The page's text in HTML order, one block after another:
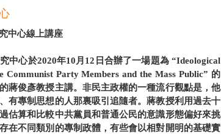
中心線上講座
中心於2020年10月12日合辦了一場題為 “Ideological
Communist Party Members and the Mass Public” 的
蔣俊彥教授主講。非民主政權的一種流行觀點是，他
有專制思想的人那裏吸引追隨者。蔣教授利用過去十
估算和比較中共黨員和普通公民的意識形態偏好來挑
在不同類別的專制政體，有些會以相對開明的基礎實